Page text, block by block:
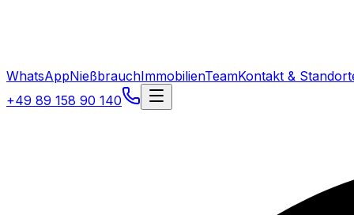
WhatsAppNießbrauchImmobilienTeamKontakt &
+49 89 158 90 140